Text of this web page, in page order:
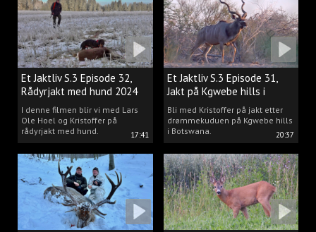
17:41
Et Jaktliv S.3 Episode 32,
Rådyrjakt med hund 2024
I denne filmen blir vi med Lars
Ole Hoel og Kristoffer på
rådyrjakt med hund.
20:37
Et Jaktliv S.3 Episode 31,
Jakt på Kgwebe hills i
Botswana
Bli med Kristoffer på jakt etter
drømmekuduen på Kgwebe hills
i Botswana.